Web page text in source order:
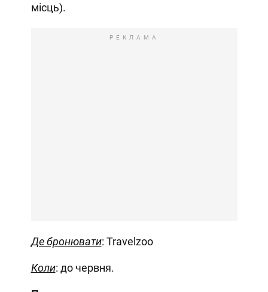
місць).
РЕКЛАМА
Де бронювати: Travelzoo
Коли: до червня.